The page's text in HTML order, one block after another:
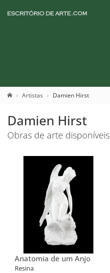
Artistas Damien Hirst
Damien Hirst
Obras de arte disponíveis
Anatomia de um Anjo
Resina